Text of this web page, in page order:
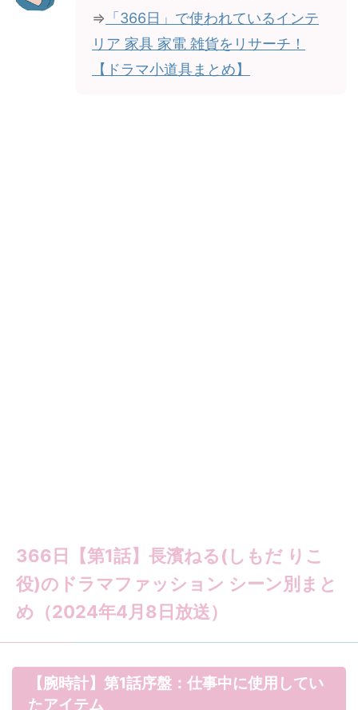
⇒ 「366日」で使われているインテ
リア 家具 家電 雑貨をリサーチ！
【ドラマ小道具まとめ】
366日【第1話】長濱ねる(しもだ りこ
役)のドラマファッション シーン別まと
め（2024年4月8日放送）
【腕時計】第1話序盤：仕事中に使用してい
たアイテム